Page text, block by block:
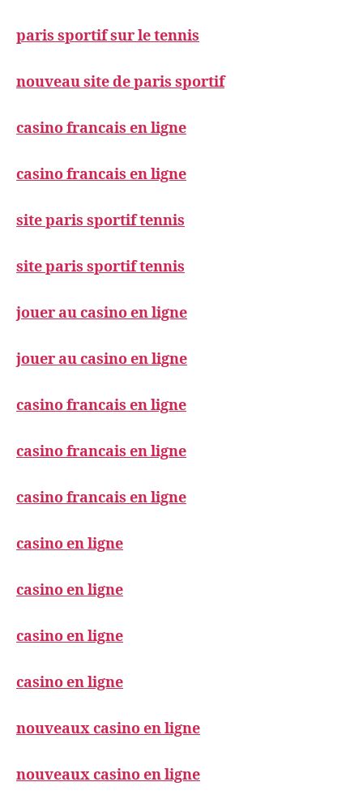
paris sportif sur le tennis
nouveau site de paris sportif
casino francais en ligne
casino francais en ligne
site paris sportif tennis
site paris sportif tennis
jouer au casino en ligne
jouer au casino en ligne
casino francais en ligne
casino francais en ligne
casino francais en ligne
casino en ligne
casino en ligne
casino en ligne
casino en ligne
nouveaux casino en ligne
nouveaux casino en ligne